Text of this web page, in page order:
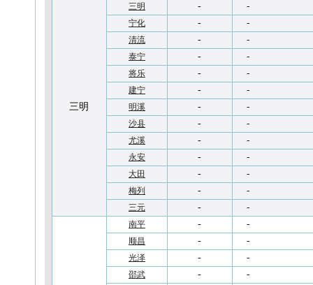
三明
三明 - -
宁化 - -
清流 - -
泰宁 - -
将乐 - -
建宁 - -
明溪 - -
沙县 - -
尤溪 - -
永安 - -
大田 - -
梅列 - -
三元 - -
南平 - -
顺昌 - -
光泽 - -
邵武 - -